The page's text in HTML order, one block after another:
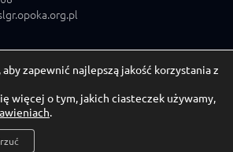
Przemysko-Warszawska Kościoła
w Polsce
zapewnić najlepszą jakość korzystania z
więcej o tym, jakich ciasteczek używamy,
.